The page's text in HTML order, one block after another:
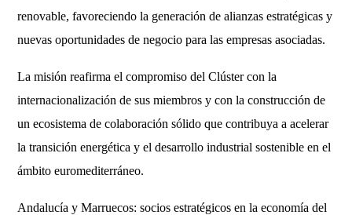
renovable, favoreciendo la generación de alianzas estratégicas y
nuevas oportunidades de negocio para las empresas asociadas.
La misión reafirma el compromiso del Clúster con la
internacionalización de sus miembros y con la construcción de
un ecosistema de colaboración sólido que contribuya a acelerar
la transición energética y el desarrollo industrial sostenible en el
ámbito euromediterráneo.
Andalucía y Marruecos: socios estratégicos en la economía del